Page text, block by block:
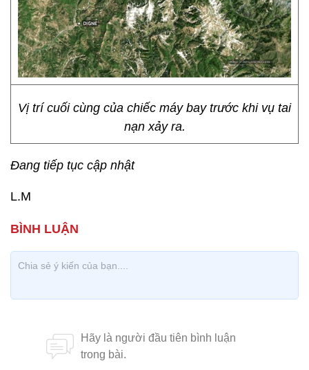
Vị trí cuối cùng của chiếc máy bay trước khi vụ tai
nạn xảy ra.
Đang tiếp tục cập nhật
L.M